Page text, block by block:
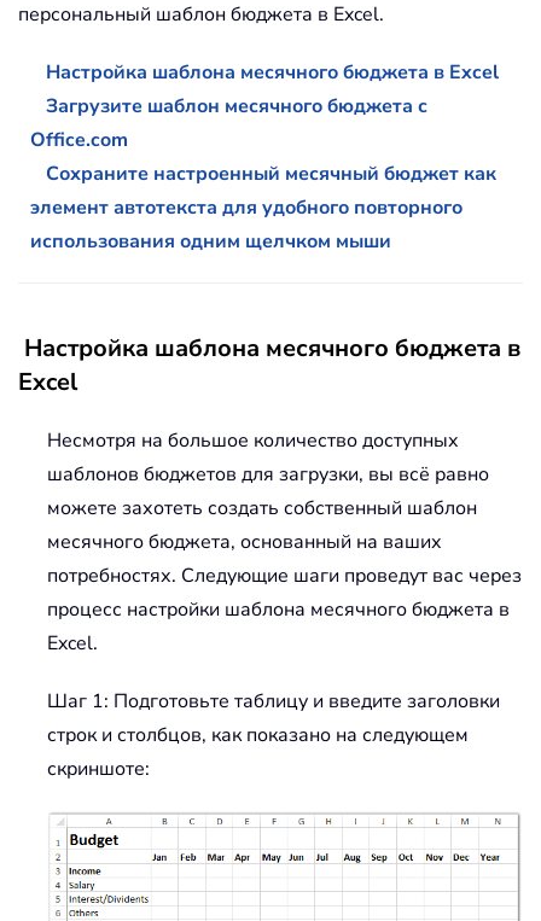
персональный шаблон бюджета в Excel.
Настройка шаблона месячного бюджета в Excel
Загрузите шаблон месячного бюджета с
Office.com
Сохраните настроенный месячный бюджет как
элемент автотекста для удобного повторного
использования одним щелчком мыши
Настройка шаблона месячного бюджета в
Excel
Несмотря на большое количество доступных
шаблонов бюджетов для загрузки, вы всё равно
можете захотеть создать собственный шаблон
месячного бюджета, основанный на ваших
потребностях. Следующие шаги проведут вас через
процесс настройки шаблона месячного бюджета в
Excel.
Шаг 1: Подготовьте таблицу и введите заголовки
строк и столбцов, как показано на следующем
скриншоте: